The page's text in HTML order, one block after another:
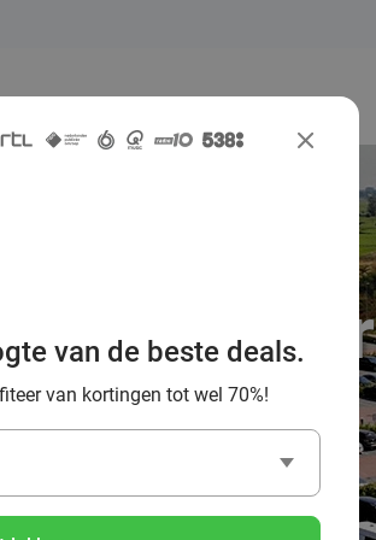
Van der
van de beste deals.
van kortingen tot wel 70%!